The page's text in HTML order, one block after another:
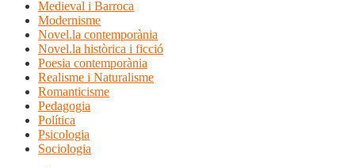
Medieval i Barroca
Modernisme
Novel.la contemporània
Novel.la històrica i ficció
Poesia contemporània
Realisme i Naturalisme
Romanticisme
Pedagogia
Política
Psicologia
Sociologia